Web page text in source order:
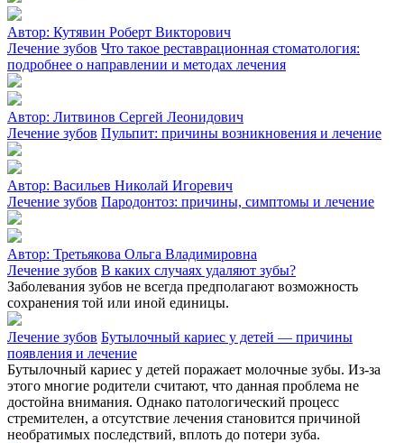
Автор: Кутявин Роберт Викторович
Лечение зубов Что такое реставрационная стоматология:
подробнее о направлении и методах лечения
Автор: Литвинов Сергей Леонидович
Лечение зубов Пульпит: причины возникновения и лечение
Автор: Васильев Николай Игоревич
Лечение зубов Пародонтоз: причины, симптомы и лечение
Автор: Третьякова Ольга Владимировна
Лечение зубов В каких случаях удаляют зубы?
Заболевания зубов не всегда предполагают возможность
сохранения той или иной единицы.
Лечение зубов Бутылочный кариес у детей — причины
появления и лечение
Бутылочный кариес у детей поражает молочные зубы. Из-за
этого многие родители считают, что данная проблема не
достойна внимания. Однако патологический процесс
стремителен, а отсутствие лечения становится причиной
необратимых последствий, вплоть до потери зуба.